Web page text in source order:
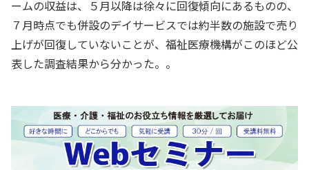
ームの収益は、５月以降は徐々に回復傾向にあるものの、
７月時点でも併設のデイサービスでは約半数の施設で売り
上げが回復していないことが、福祉医療機構がこのほど公
表した調査結果から分かった。。